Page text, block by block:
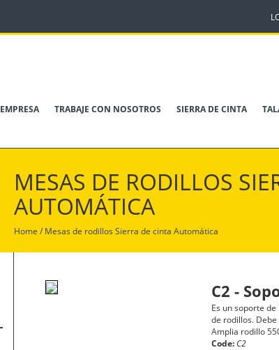
EMPRESA TRABAJE CON NOSOTROS SIERRA DE CINTA
MESAS DE RODILLOS
AUTOMÁTICA
Home / Mesas de rodillos Sierra de cinta Automática
C2 -
Es un soporte
de rodillos.
Amplia rodillo
Code: C2